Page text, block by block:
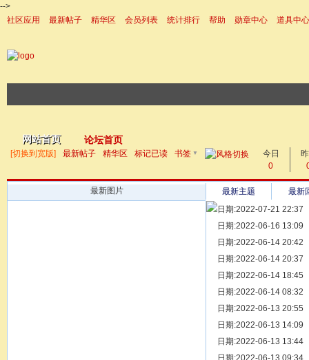
-->
社区应用
最新帖子 精华区 会员列表 统计排行 帮助 勋章中心
道具中心
网站首页 论坛首页
帖子
[切换到宽版] 最新帖子 精华区 标记已读 书签 ▼
今日
0
最新图片 最新主题
最新
日期:2022-07-21 22:37
[ 宗亲新闻 ] 同为宗亲，
日期:2022-06-16 13:09
[ 族谱知识 ] 漫话辈份
日期:2022-06-14 20:42
[ 族谱知识 ] 修族谱的用
日期:2022-06-14 20:37
[ 族谱知识 ] 一元等于多
日期:2022-06-14 18:45
[ 散文随笔 ] 写给远在天
日期:2022-06-14 08:32
[ 宗亲新闻 ] 关于“金鸡落
日期:2022-06-13 20:55
[ 庙堂宗祠 ] 洽礼祖祠
日期:2022-06-13 14:09
[ 庙堂宗祠 ] 京华胡氏二
日期:2022-06-13 13:44
[ 庙堂宗祠 ] 祖祠、家庙
日期:2022-06-13 09:34